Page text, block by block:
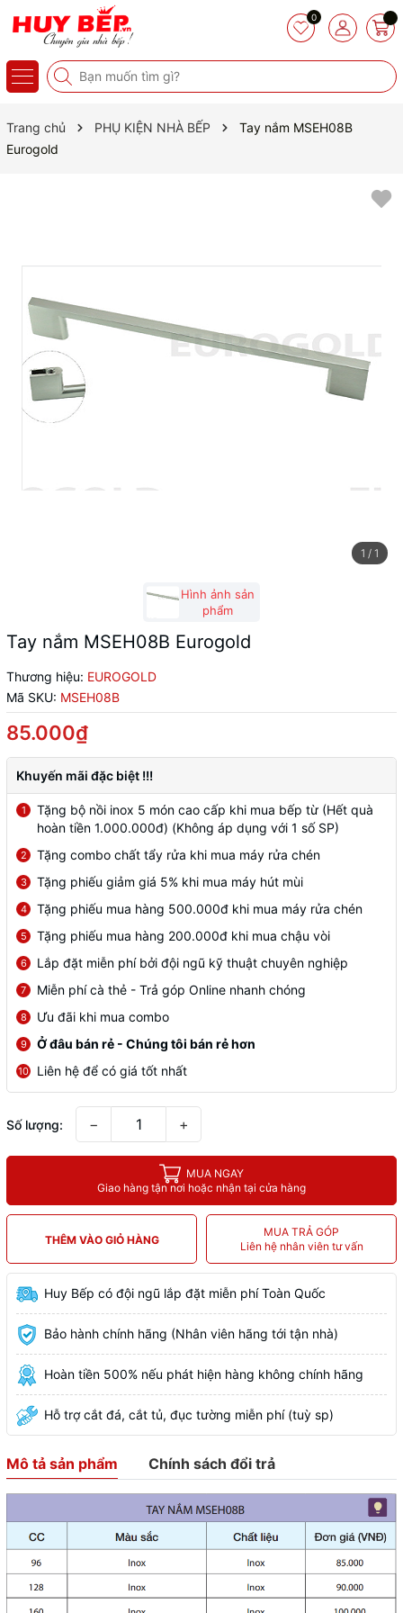
0
Trang chủ PHỤ KIỆN NHÀ BẾP
Tay nắm MSEH08B
Eurogold
1 / 1
Hình ảnh sản
phẩm
Tay nắm MSEH08B Eurogold
Thương hiệu: EUROGOLD
Mã SKU: MSEH08B
85.000₫
Khuyến mãi đặc biệt !!!
1
Tặng bộ nồi inox 5 món cao cấp khi mua bếp từ (Hết quà
hoàn tiền 1.000.000đ) (Không áp dụng với 1 số SP)
2 Tặng combo chất tẩy rửa khi mua máy rửa chén
3 Tặng phiếu giảm giá 5% khi mua máy hút mùi
4 Tặng phiếu mua hàng 500.000đ khi mua máy rửa chén
5 Tặng phiếu mua hàng 200.000đ khi mua chậu vòi
6 Lắp đặt miễn phí bởi đội ngũ kỹ thuật chuyên nghiệp
7 Miễn phí cà thẻ - Trả góp Online nhanh chóng
8 Ưu đãi khi mua combo
9 Ở đâu bán rẻ - Chúng tôi bán rẻ hơn
10 Liên hệ để có giá tốt nhất
Số lượng: − +
MUA NGAY
Giao hàng tận nơi hoặc nhận tại cửa hàng
THÊM VÀO GIỎ HÀNG
MUA TRẢ GÓP
Liên hệ nhân viên tư vấn
Huy Bếp có đội ngũ lắp đặt miễn phí Toàn Quốc
Bảo hành chính hãng (Nhân viên hãng tới tận nhà)
Hoàn tiền 500% nếu phát hiện hàng không chính hãng
Hỗ trợ cắt đá, cắt tủ, đục tường miễn phí (tuỳ sp)
Mô tả sản phẩm Chính sách đổi trả